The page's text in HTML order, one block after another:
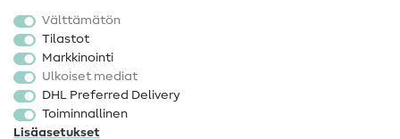
Kankaat
Ompelutarvikkeet
Ale
Välttämätön
Tilastot
Markkinointi
Ulkoiset mediat
DHL Preferred Delivery
Toiminnallinen
Lisäasetukset